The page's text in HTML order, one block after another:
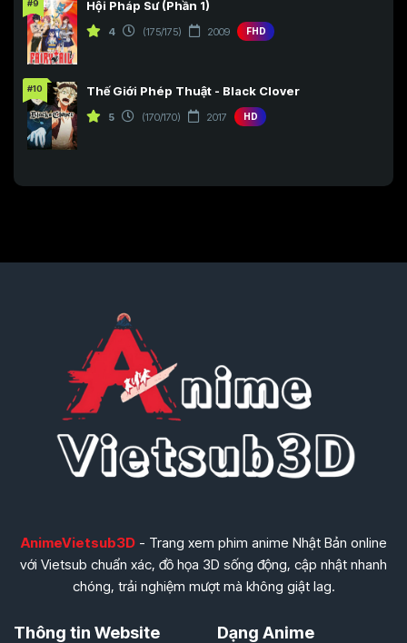
#9 Hội Pháp Sư (Phần 1)
4 (175/175) 2009 FHD
#10 Thế Giới Phép Thuật - Black Clover
5 (170/170) 2017 HD
AnimeVietsub3D- Trang xem phim anime Nhật Bản online
với Vietsub chuẩn xác, đồ họa 3D sống động, cập nhật nhanh
chóng, trải nghiệm mượt mà không giật lag.
Thông tin Website Dạng Anime